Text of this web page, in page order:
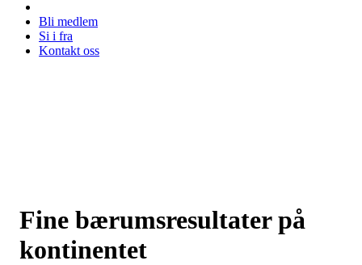
Bli medlem
Si i fra
Kontakt oss
Fine bærumsresultater på
kontinentet